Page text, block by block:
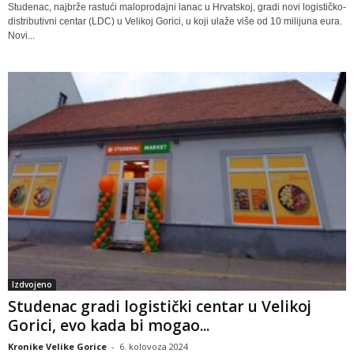
Studenac, najbrže rastući maloprodajni lanac u Hrvatskoj, gradi novi logističko-
distributivni centar (LDC) u Velikoj Gorici, u koji ulaže više od 10 milijuna eura.
Novi...
Izdvojeno
Studenac gradi logistički centar u Velikoj
Gorici, evo kada bi mogao...
Kronike Velike Gorice - 6. kolovoza 2024